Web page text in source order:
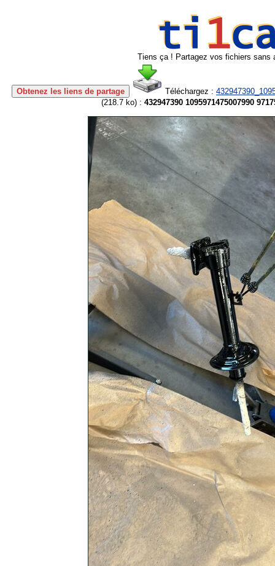
Tiens ça ! Partagez vos fichiers sans
Obtenez les liens de partage Téléchargez :
(218.7 ko) : 432947390 1095971475007990